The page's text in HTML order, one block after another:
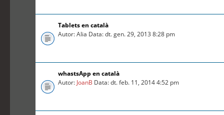
Tablets en català
Autor: Alia Data: dt. gen. 29, 2013 8:28 pm
whastsApp en català
Autor: JoanB Data: dt. feb. 11, 2014 4:52 pm